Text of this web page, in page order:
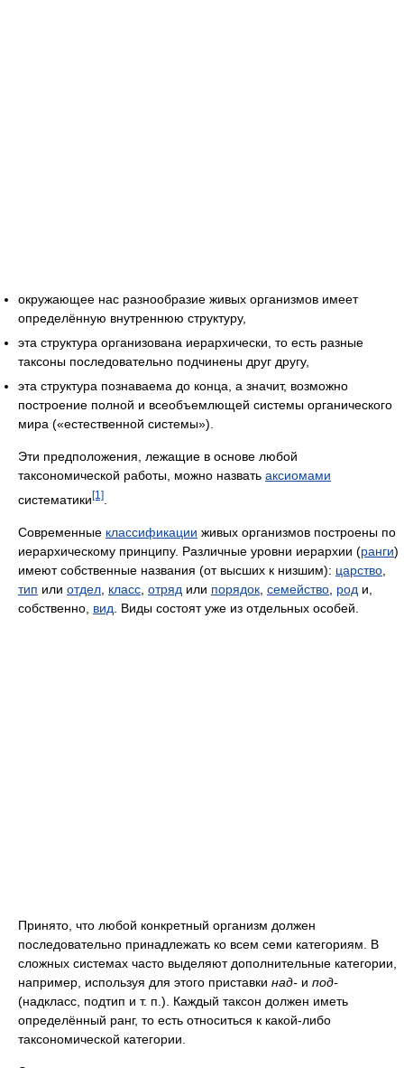
окружающее нас разнообразие живых организмов имеет
определённую внутреннюю структуру,
эта структура организована иерархически, то есть разные
таксоны последовательно подчинены друг другу,
эта структура познаваема до конца, а значит, возможно
построение полной и всеобъемлющей системы органического
мира («естественной системы»).
Эти предположения, лежащие в основе любой
таксономической работы, можно назвать аксиомами
систематики[1]
Современные классификации живых организмов построены по
иерархическому принципу. Различные уровни иерархии (ранги)
имеют собственные названия (от высших к низшим): царство
тип или отдел класс отряд или порядок семейство род и,
собственно, вид . Виды состоят уже из отдельных особей.
Принято, что любой конкретный организм должен
последовательно принадлежать ко всем семи категориям. В
сложных системах часто выделяют дополнительные категории,
например, используя для этого приставки над- и под-
(надкласс, подтип и т. п.). Каждый таксон должен иметь
определённый ранг, то есть относиться к какой-либо
таксономической категории.